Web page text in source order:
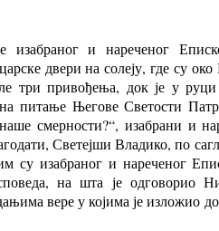
и нареченог
двери на солеју, где су око
три привођења, док је у
питање Његове Светости
смерности?“, изабрани и
Светејши Владико, по
су изабраног и нареченог
на шта је одговорио
вере у којима је изложио